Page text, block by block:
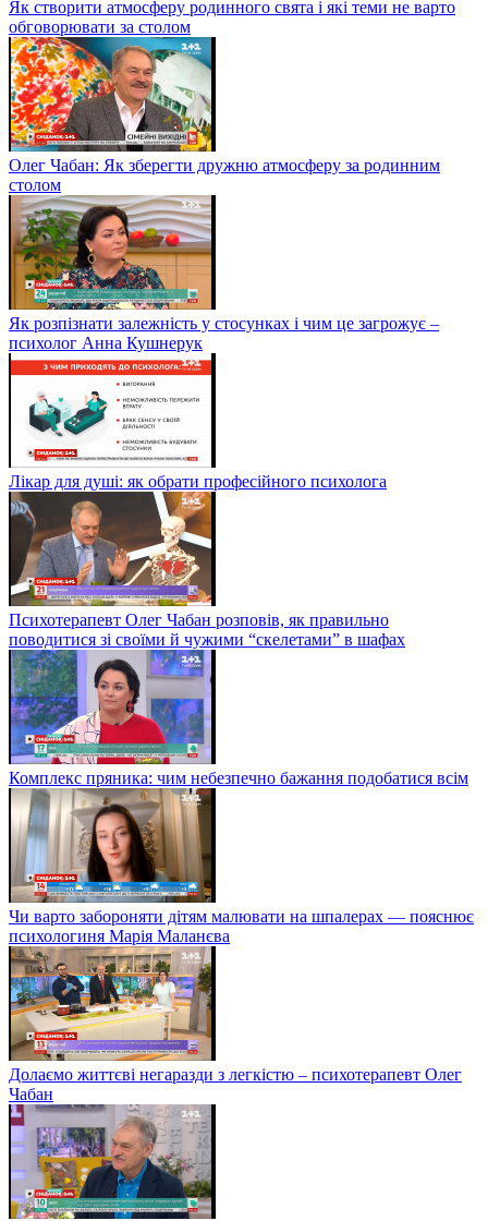
Як створити атмосферу родинного свята і які теми не варто
обговорювати за столом
Олег Чабан: Як зберегти дружню атмосферу за родинним
столом
Як розпізнати залежність у стосунках і чим це загрожує –
психолог Анна Кушнерук
Лікар для душі: як обрати професійного психолога
Психотерапевт Олег Чабан розповів, як правильно
поводитися зі своїми й чужими “скелетами” в шафах
Комплекс пряника: чим небезпечно бажання подобатися всім
Чи варто забороняти дітям малювати на шпалерах — пояснює
психологиня Марія Маланєва
Долаємо життєві негаразди з легкістю – психотерапевт Олег
Чабан